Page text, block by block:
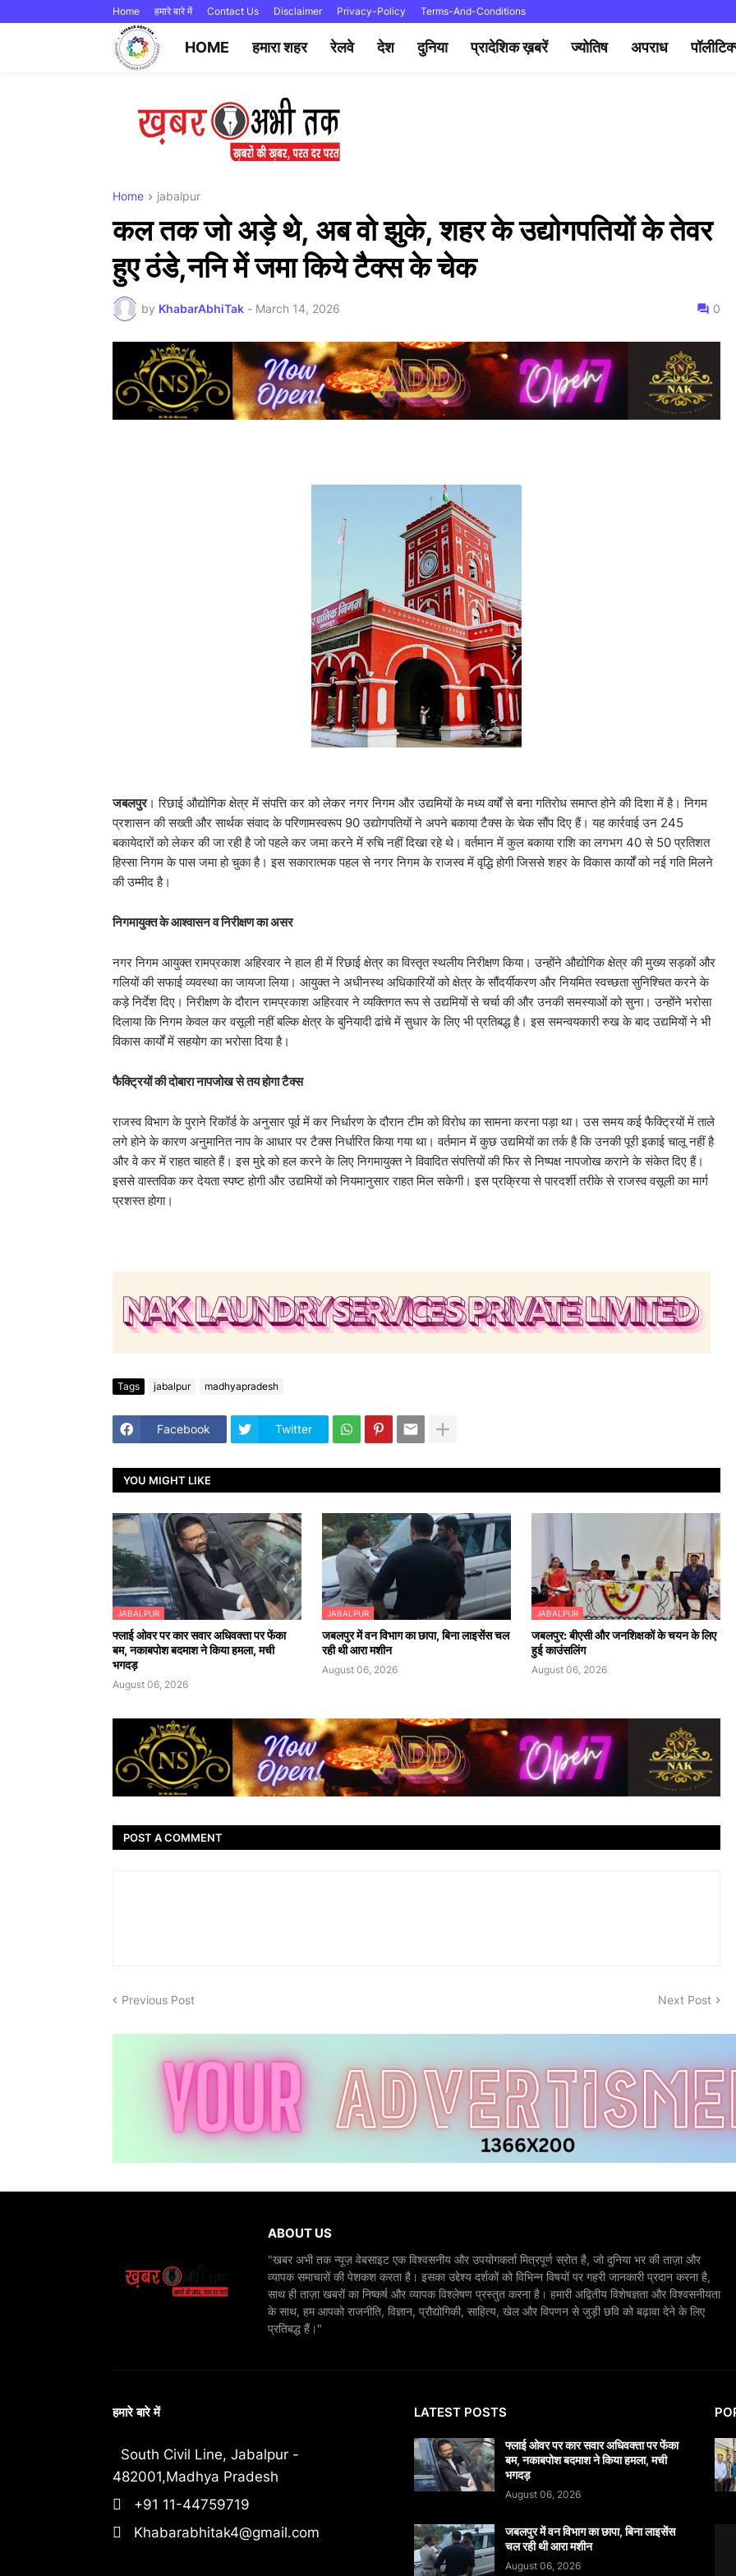
Home हमारे बारे में Contact Us Disclaimer Privacy-Policy Terms-And-Conditions
HOME हमारा शहर रेलवे देश दुनिया प्रादेशिक ख़बरें ज्योतिष अपराध
Home jabalpur
कल तक जो अड़े थे, अब वो झुके, शहर के उद्योगपतियों के तेवर
हुए ठंडे,ननि में जमा किये टैक्स के चेक
by KhabarAbhiTak - March 14, 2026 0
जबलपुर। रिछाई औद्योगिक क्षेत्र में संपत्ति कर को लेकर नगर निगम और उद्यमियों के मध्य वर्षों से बना गतिरोध समाप्त होने की दिशा में है। निगम
प्रशासन की सख्ती और सार्थक संवाद के परिणामस्वरूप 90 उद्योगपतियों ने अपने बकाया टैक्स के चेक सौंप दिए हैं। यह कार्रवाई उन 245
बकायेदारों को लेकर की जा रही है जो पहले कर जमा करने में रुचि नहीं दिखा रहे थे। वर्तमान में कुल बकाया राशि का लगभग 40 से 50 प्रतिशत
हिस्सा निगम के पास जमा हो चुका है। इस सकारात्मक पहल से नगर निगम के राजस्व में वृद्धि होगी जिससे शहर के विकास कार्यों को नई गति मिलने
की उम्मीद है।
निगमायुक्त के आश्वासन व निरीक्षण का असर
नगर निगम आयुक्त रामप्रकाश अहिरवार ने हाल ही में रिछाई क्षेत्र का विस्तृत स्थलीय निरीक्षण किया। उन्होंने औद्योगिक क्षेत्र की मुख्य सड़कों और
गलियों की सफाई व्यवस्था का जायजा लिया। आयुक्त ने अधीनस्थ अधिकारियों को क्षेत्र के सौंदर्यीकरण और नियमित स्वच्छता सुनिश्चित करने के
कड़े निर्देश दिए। निरीक्षण के दौरान रामप्रकाश अहिरवार ने व्यक्तिगत रूप से उद्यमियों से चर्चा की और उनकी समस्याओं को सुना। उन्होंने भरोसा
दिलाया कि निगम केवल कर वसूली नहीं बल्कि क्षेत्र के बुनियादी ढांचे में सुधार के लिए भी प्रतिबद्ध है। इस समन्वयकारी रुख के बाद उद्यमियों ने भी
विकास कार्यों में सहयोग का भरोसा दिया है।
फैक्ट्रियों की दोबारा नापजोख से तय होगा टैक्स
राजस्व विभाग के पुराने रिकॉर्ड के अनुसार पूर्व में कर निर्धारण के दौरान टीम को विरोध का सामना करना पड़ा था। उस समय कई फैक्ट्रियों में ताले
लगे होने के कारण अनुमानित नाप के आधार पर टैक्स निर्धारित किया गया था। वर्तमान में कुछ उद्यमियों का तर्क है कि उनकी पूरी इकाई चालू नहीं है
और वे कर में राहत चाहते हैं। इस मुद्दे को हल करने के लिए निगमायुक्त ने विवादित संपत्तियों की फिर से निष्पक्ष नापजोख कराने के संकेत दिए हैं।
इससे वास्तविक कर देयता स्पष्ट होगी और उद्यमियों को नियमानुसार राहत मिल सकेगी। इस प्रक्रिया से पारदर्शी तरीके से राजस्व वसूली का मार्ग
प्रशस्त होगा।
Tags jabalpur madhyapradesh
Facebook Twitter
YOU MIGHT LIKE
JABALPUR
फ्लाई ओवर पर कार सवार अधिवक्ता पर फेंका
बम, नकाबपोश बदमाश ने किया हमला, मची
भगदड़
August 06, 2026
JABALPUR
जबलपुर में वन विभाग का छापा, बिना लाइसेंस चल
रही थी आरा मशीन
August 06, 2026
JABALPUR
जबलपुर: बीएसी और जनशिक्षकों के चयन के लिए
हुई काउंसलिंग
August 06, 2026
POST A COMMENT
Previous Post Next Post
ABOUT US
"खबर अभी तक न्यूज़ वेबसाइट एक विश्वसनीय और उपयोगकर्ता मित्रपूर्ण स्रोत है, जो दुनिया भर की ताज़ा और
व्यापक समाचारों की पेशकश करता है। इसका उद्देश्य दर्शकों को विभिन्न विषयों पर गहरी जानकारी प्रदान करना है,
साथ ही ताज़ा खबरों का निष्कर्ष और व्यापक विश्लेषण प्रस्तुत करना है। हमारी अद्वितीय विशेषज्ञता और विश्वसनीयता
के साथ, हम आपको राजनीति, विज्ञान, प्रौद्योगिकी, साहित्य, खेल और विपणन से जुड़ी छवि को बढ़ावा देने के लिए
प्रतिबद्ध हैं।"
हमारे बारे में
South Civil Line, Jabalpur -
482001,Madhya Pradesh
+91 11-44759719
Khabarabhitak4@gmail.com
LATEST POSTS
फ्लाई ओवर पर कार सवार अधिवक्ता पर फेंका
बम, नकाबपोश बदमाश ने किया हमला, मची
भगदड़
August 06, 2026
जबलपुर में वन विभाग का छापा, बिना लाइसेंस
चल रही थी आरा मशीन
August 06, 2026